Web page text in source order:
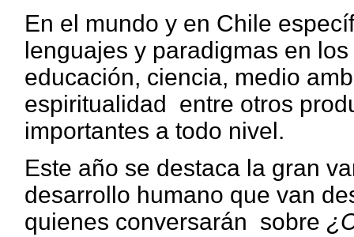
En el mundo y en Chile
lenguajes y paradigmas en
educación, ciencia, medio
espiritualidad entre otros
importantes a todo nivel.
Este año se destaca la gran
desarrollo humano que van
quienes conversarán sobre